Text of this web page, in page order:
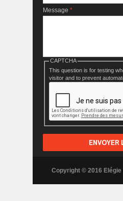
Message *
CAPTCHA
This question is for testing
visitor and to prevent
Copyright © 2016